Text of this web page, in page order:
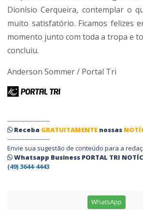
Dionísio Cerqueira, contemplar o
muito satisfatório. Ficamos felizes
momento junto com toda a tropa e
concluiu.
Anderson Sommer / Portal Tri
----------------------
Receba GRATUITAMENTE nossas
----------------------
Envie sua sugestão de conteúdo para a
Whatsapp Business PORTAL TRI
(49) 3644-4443
WhatsApp